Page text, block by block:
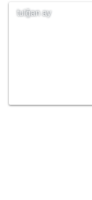
tulğan ay